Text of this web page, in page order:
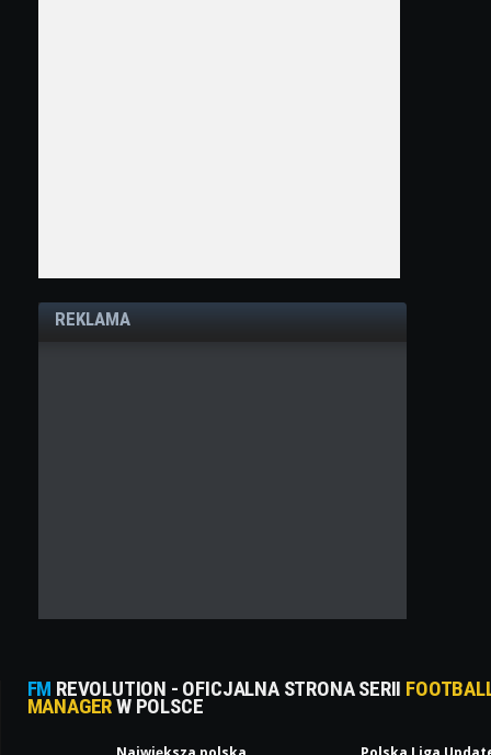
REKLAMA
FM REVOLUTION - OFICJALNA STRONA SERII
MANAGERW POLSCE